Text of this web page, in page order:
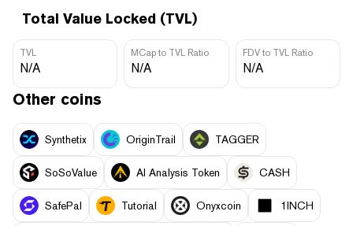
Total Value Locked (TVL)
TVL
N/A
MCap to TVL Ratio
N/A
FDV to TVL Ratio
N/A
Other coins
Synthetix OriginTrail TAGGER
SoSoValue AI Analysis Token CASH
SafePal Tutorial Onyxcoin 1INCH